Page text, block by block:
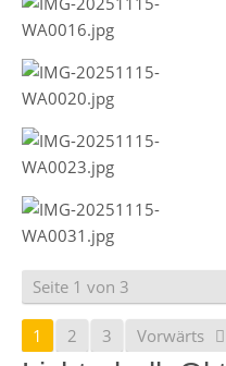
Seite 1 von 3
1 2 3 Vorwärts